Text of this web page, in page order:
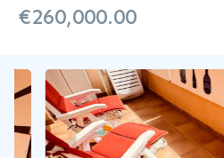
€260,000.00